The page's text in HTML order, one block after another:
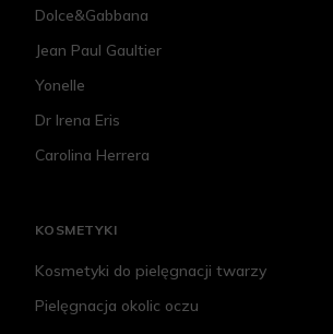
Dolce&Gabbana
Jean Paul Gaultier
Yonelle
Dr Irena Eris
Carolina Herrera
KOSMETYKI
Kosmetyki do pielęgnacji twarzy
Pielęgnacja okolic oczu